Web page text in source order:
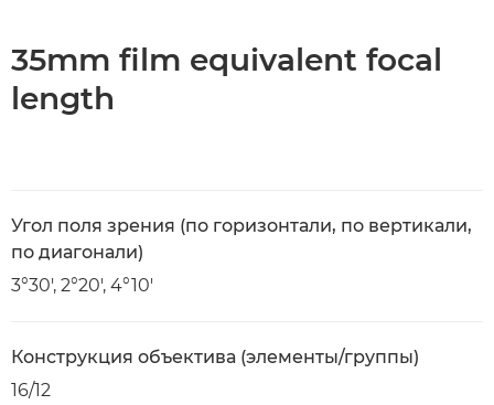
35mm film equivalent focal
length
Угол поля зрения (по горизонтали, по вертикали,
по диагонали)
3°30', 2°20', 4°10'
Конструкция объектива (элементы/группы)
16/12